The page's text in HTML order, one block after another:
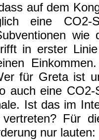
auf dem
eine CO2-
in erster
für Greta ist
auch eine
Ist das im
Für
nur